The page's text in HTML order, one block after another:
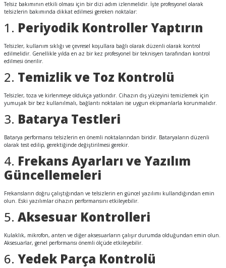
Telsiz bakımının etkili olması için bir dizi adım izlenmelidir. İşte profesyonel olarak
telsizlerin bakımında dikkat edilmesi gereken noktalar:
1. Periyodik Kontroller Yaptırın
Telsizler, kullanım sıklığı ve çevresel koşullara bağlı olarak düzenli olarak kontrol
edilmelidir. Genellikle yılda en az bir kez profesyonel bir teknisyen tarafından kontrol
edilmesi önerilir.
2. Temizlik ve Toz Kontrolü
Telsizler, toza ve kirlenmeye oldukça yatkındır. Cihazın dış yüzeyini temizlemek için
yumuşak bir bez kullanılmalı, bağlantı noktaları ise uygun ekipmanlarla korunmalıdır.
3. Batarya Testleri
Batarya performansı telsizlerin en önemli noktalarından biridir. Bataryaların düzenli
olarak test edilip, gerektiğinde değiştirilmesi gerekir.
4. Frekans Ayarları ve Yazılım
Güncellemeleri
Frekansların doğru çalıştığından ve telsizlerin en güncel yazılımı kullandığından emin
olun. Eski yazılımlar cihazın performansını etkileyebilir.
5. Aksesuar Kontrolleri
Kulaklık, mikrofon, anten ve diğer aksesuarların çalışır durumda olduğundan emin olun.
Aksesuarlar, genel performansı önemli ölçüde etkileyebilir.
6. Yedek Parça Kontrolü